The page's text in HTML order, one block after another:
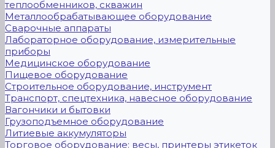
теплообменников, скважин
Металлообрабатывающее оборудование
Сварочные аппараты
Лабораторное оборудование, измерительные
приборы
Медицинское оборудование
Пищевое оборудование
Строительное оборудование, инструмент
Транспорт, спецтехника, навесное оборудование
Вагончики и бытовки
Грузоподъемное оборудование
Литиевые аккумуляторы
Торговое оборудование: весы, принтеры этикеток